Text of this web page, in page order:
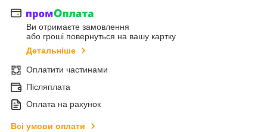
Ви отримаєте замовлення
або гроші повернуться на вашу картку
Детальніше
Оплатити частинами
Післяплата
Оплата на рахунок
Всі умови оплати